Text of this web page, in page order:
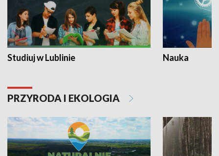
Studiuj w Lublinie Nauka
PRZYRODA I EKOLOGIA